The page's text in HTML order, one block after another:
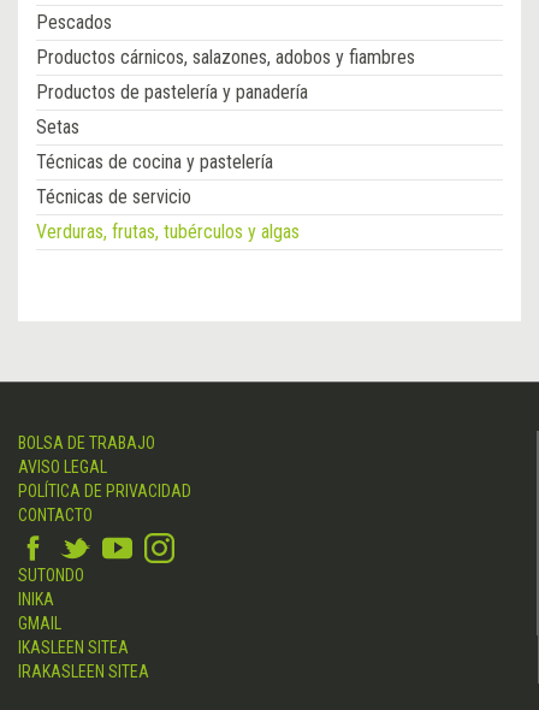
Pescados
Productos cárnicos, salazones, adobos y fiambres
Productos de pastelería y panadería
Setas
Técnicas de cocina y pastelería
Técnicas de servicio
Verduras, frutas, tubérculos y algas
BOLSA DE TRABAJO
AVISO LEGAL
POLÍTICA DE PRIVACIDAD
CONTACTO
SUTONDO
INIKA
GMAIL
IKASLEEN SITEA
IRAKASLEEN SITEA